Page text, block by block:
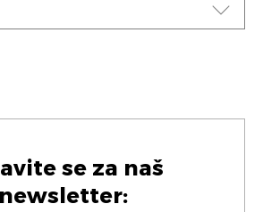
se za naš
newsletter: